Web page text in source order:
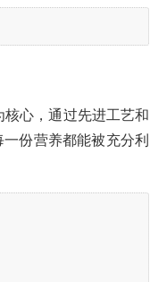
心，通过先进工艺和
份营养都能被充分利